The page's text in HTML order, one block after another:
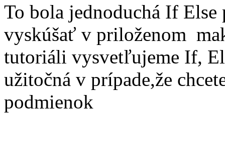
To bola jednoduchá If
vyskúšať v priloženom
tutoriáli vysvetľujeme If,
užitočná v prípade,že
podmienok